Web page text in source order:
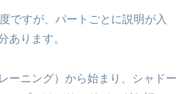
ですが、パートごとに説明が入
あります。
ーニング）から始まり、シャドー